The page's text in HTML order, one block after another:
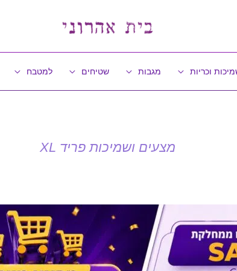
וכריות מגבות שטיחים למטבח
מצעים ושמיכות פריד XL